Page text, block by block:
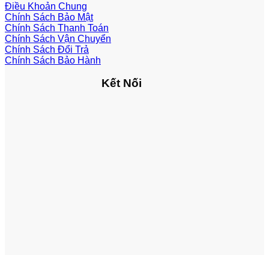
Điều Khoản Chung
Chính Sách Bảo Mật
Chính Sách Thanh Toán
Chính Sách Vận Chuyển
Chính Sách Đổi Trả
Chính Sách Bảo Hành
Kết Nối